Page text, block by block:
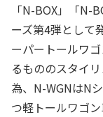
「N-BOX」「N-
ーズ第4弾として
ーパートールワ
るもののスタイ
為、N-WGNはN
つ軽トールワゴン